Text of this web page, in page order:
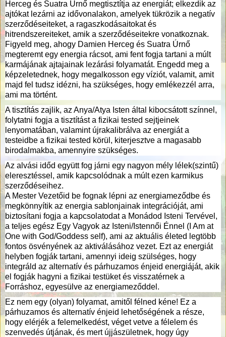
Herceg és Suatra Úrnő megtisztítja az energiát; elkezdik az
ajtókat lezárni az idővonalakon, amelyek tükrözik a negatív
szerződéseiteket, a ragaszkodásaitokat és
hitrendszereiteket, amik a szerződéseitekre vonatkoznak.
Figyeld meg, ahogy Damien Herceg és Suatra Úrnő
megteremt egy energia rácsot, ami fent fogja tartani a múlt
karmájának ajtajainak lezárási folyamatát. Engedd meg a
képzeletednek, hogy megalkosson egy víziót, valamit, amit
majd fel tudsz idézni, ha szükséges, hogy emlékezzél arra,
ami ma történt.
A tisztítás zajlik, az Anya/Atya Isten által kibocsátott színnel,
folytatni fogja a tisztítást a fizikai tested sejtjeinek
lenyomatában, valamint újrakalibrálva az energiát a
testeidbe a fizikai tested körül, kiterjesztve a magasabb
birodalmakba, amennyire szükséges.
Az alvási időd együtt fog járni egy nagyon mély lélek(szintű)
eleresztéssel, amik kapcsolódnak a múlt ezen karmikus
szerződéseihez.
A Mester Vezetőid be fognak lépni az energiameződbe és
megkönnyítik az energia sablonjainak integrációját, ami
biztosítani fogja a kapcsolatodat a Monádod Isteni Tervével,
a teljes egész Egy Vagyok az Isteni/Istennői Énnel (I Am at
One with God/Goddess self), ami az aktuális életed legtöbb
fontos ösvényének az aktiválásához vezet. Ezt az energiát
helyben fogják tartani, amennyi ideig szülséges, hogy
integráld az alternatív és párhuzamos énjeid energiáját, akik
el fogják hagyni a fizikai testüket és visszatérnek a
Forráshoz, egyesülve az energiameződdel.
Ez nem egy (olyan) folyamat, amitől félned kéne! Ez a
párhuzamos és alternatív énjeid lehetőségének a része,
hogy elérjék a felemelkedést, véget vetve a félelem és
szenvedés útjának, és mert újjászületnek, hogy úgy